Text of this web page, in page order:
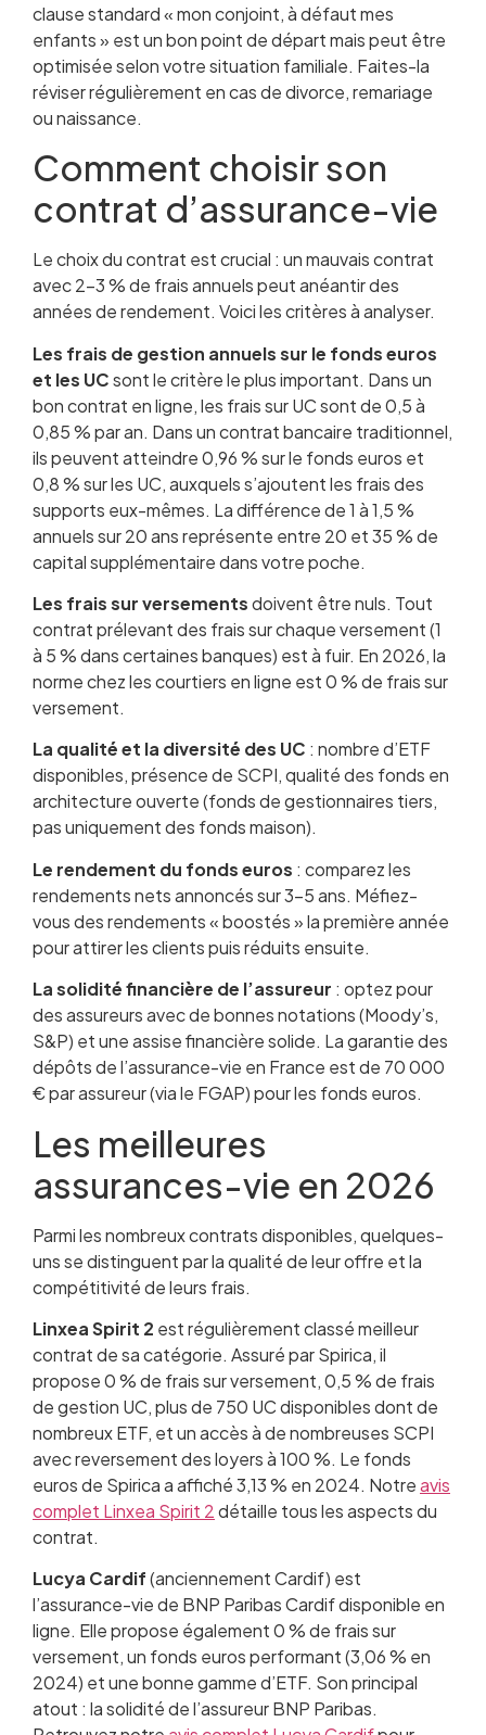
clause standard « mon conjoint, à défaut mes
enfants » est un bon point de départ mais peut être
optimisée selon votre situation familiale. Faites-la
réviser régulièrement en cas de divorce, remariage
ou naissance.
Comment choisir son
contrat d’assurance-vie
Le choix du contrat est crucial : un mauvais contrat
avec 2-3 % de frais annuels peut anéantir des
années de rendement. Voici les critères à analyser.
Les frais de gestion annuels sur le fonds euros
et les UCsont le critère le plus important. Dans un
bon contrat en ligne, les frais sur UC sont de 0,5 à
0,85 % par an. Dans un contrat bancaire traditionnel,
ils peuvent atteindre 0,96 % sur le fonds euros et
0,8 % sur les UC, auxquels s’ajoutent les frais des
supports eux-mêmes. La différence de 1 à 1,5 %
annuels sur 20 ans représente entre 20 et 35 % de
capital supplémentaire dans votre poche.
Les frais sur versementsdoivent être nuls. Tout
contrat prélevant des frais sur chaque versement (1
à 5 % dans certaines banques) est à fuir. En 2026, la
norme chez les courtiers en ligne est 0 % de frais sur
versement.
La qualité et la diversité des UC : nombre d’ETF
disponibles, présence de SCPI, qualité des fonds en
architecture ouverte (fonds de gestionnaires tiers,
pas uniquement des fonds maison).
Le rendement du fonds euros : comparez les
rendements nets annoncés sur 3-5 ans. Méfiez-
vous des rendements « boostés » la première année
pour attirer les clients puis réduits ensuite.
La solidité financière de l’assureur : optez pour
des assureurs avec de bonnes notations (Moody’s,
S&P) et une assise financière solide. La garantie des
dépôts de l’assurance-vie en France est de 70 000
€ par assureur (via le FGAP) pour les fonds euros.
Les meilleures
assurances-vie en 2026
Parmi les nombreux contrats disponibles, quelques-
uns se distinguent par la qualité de leur offre et la
compétitivité de leurs frais.
Linxea Spirit 2 est régulièrement classé meilleur
contrat de sa catégorie. Assuré par Spirica, il
propose 0 % de frais sur versement, 0,5 % de frais
de gestion UC, plus de 750 UC disponibles dont de
nombreux ETF, et un accès à de nombreuses SCPI
avec reversement des loyers à 100 %. Le fonds
euros de Spirica a affiché 3,13 % en 2024. Notreavis
complet Linxea Spirit 2détaille tous les aspects du
contrat.
Lucya Cardif(anciennement Cardif) est
l’assurance-vie de BNP Paribas Cardif disponible en
ligne. Elle propose également 0 % de frais sur
versement, un fonds euros performant (3,06 % en
2024) et une bonne gamme d’ETF. Son principal
atout : la solidité de l’assureur BNP Paribas.